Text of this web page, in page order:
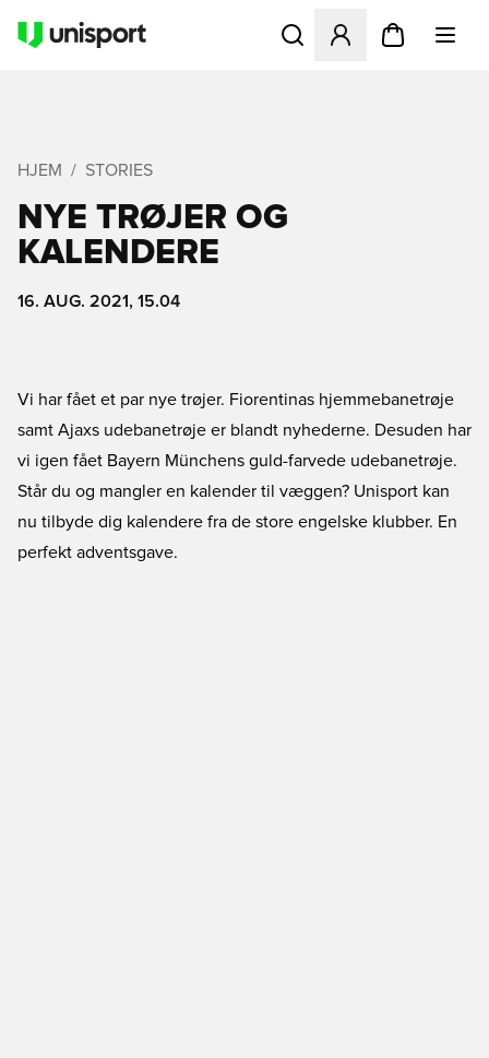
Åbner en Modal til at
HJEM STORIES
NYE TRØJER OG
KALENDERE
16. AUG. 2021, 15.04
Vi har fået et par nye trøjer. Fiorentinas hjemmebanetrøje
samt Ajaxs udebanetrøje er blandt nyhederne. Desuden har
vi igen fået Bayern Münchens guld-farvede udebanetrøje.
Står du og mangler en kalender til væggen? Unisport kan
nu tilbyde dig kalendere fra de store engelske klubber. En
perfekt adventsgave.